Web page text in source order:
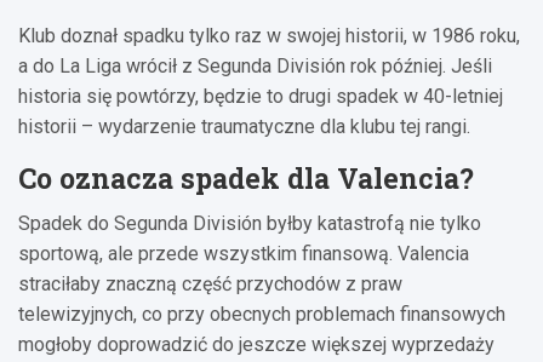
Klub doznał spadku tylko raz w swojej historii, w 1986 roku,
a do La Liga wrócił z Segunda División rok później. Jeśli
historia się powtórzy, będzie to drugi spadek w 40-letniej
historii – wydarzenie traumatyczne dla klubu tej rangi.
Co oznacza spadek dla Valencia?
Spadek do Segunda División byłby katastrofą nie tylko
sportową, ale przede wszystkim finansową. Valencia
straciłaby znaczną część przychodów z praw
telewizyjnych, co przy obecnych problemach finansowych
mogłoby doprowadzić do jeszcze większej wyprzedaży